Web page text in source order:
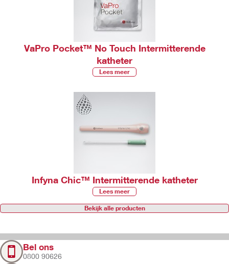
VaPro Pocket™ No Touch Intermitterende
katheter
Lees meer
Infyna Chic™ Intermitterende katheter
Lees meer
Bekijk alle producten
Bel ons
0800 90626